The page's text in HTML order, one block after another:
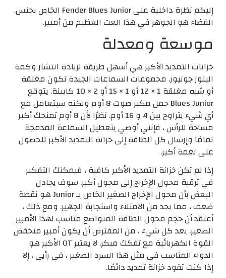
إليكم نظرة داخلية على Fender Blues Junior الخاص بجنس.
الفضاء هو الجوهر في هذا العث العظيم من أمبير.
موسعة ومعدلة
خزانات التمديد الأكبر هي أسهل طريقة لزيادة انتشار وكمة
البلوز جونيور. مجموعات السماعات الجيدة تكون مغلقة
أو شبه مغلقة 1 × 12 أو 1 × 15 أو 2 × 10 كابينة. يتوقع
Blues Junior حمل مكبر صوت 8 أوم ولكنه سيتعامل مع
أي شيء يتراوح بين 4 و 16 أوم. نظرًا لأن 8 أوم تمنحك أكبر
مساحة للرأس ، فإنني أوصي بتعطيل السماعة المدمجة
تمامًا وإرسال كل الطاقة إلى خزانة التمديد الأكبر للحصول
على نغمة أكبر.
إذا لم تكن خزانة التمديد الأكبر كافية ، فيمكنك التفكير
في ترقية محول الإخراج إلى محول أكبر. سوف يجادل
البعض بأن محول الإخراج الصغير الخاص بـ Junior هو نقطة
ضعف ، مما يحد من الامتلاء واستجابة الجهير. ومع ذلك ،
أعتقد أن حجم محول الطاقة المتواضع مناسب لهذا الأمبير
الصغير. بعد كل شيء ، من المفترض أن يكون أمبير منخفض
القوة الكهربائية مع تفكك مبكر. لا يعتبر OT الأكبر هو
الدواء المناسب في مثل هذا السرد الصغير ، في رأيي ، إلا
إذا كنت تقود خزانة تمديد دائمًا.